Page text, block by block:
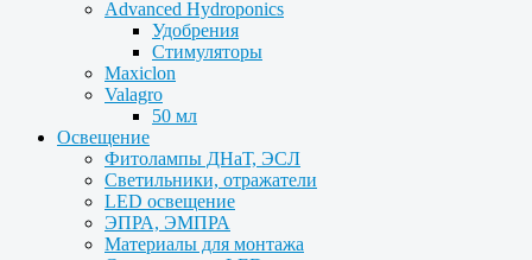
Advanced Hydroponics
Удобрения
Стимуляторы
Maxiclon
Valagro
50 мл
Освещение
Фитолампы ДНаТ, ЭСЛ
Светильники, отражатели
LED освещение
ЭПРА, ЭМПРА
Материалы для монтажа